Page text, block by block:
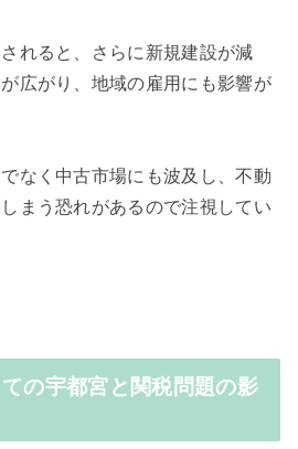
れると、さらに新規建設が減
広がり、地域の雇用にも影響が
なく中古市場にも波及し、不動
まう恐れがあるので注視してい
の宇都宮と関税問題の影